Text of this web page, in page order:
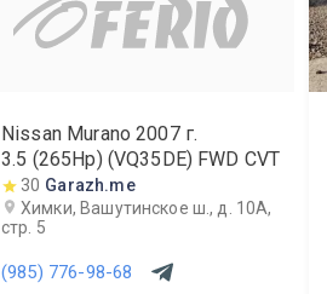
Nissan Murano 2007г.
3.5 (265Hp) (VQ35DE) FWD CVT
30 Garazh.me
Химки, Вашутинское ш., д. 10А,
стр. 5
(985) 776-98-68